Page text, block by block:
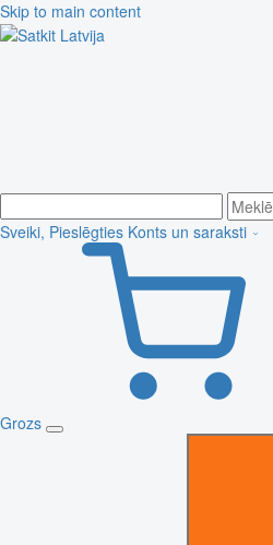
Skip to main content
Sveiki, Pieslēgties Konts un saraksti
Grozs